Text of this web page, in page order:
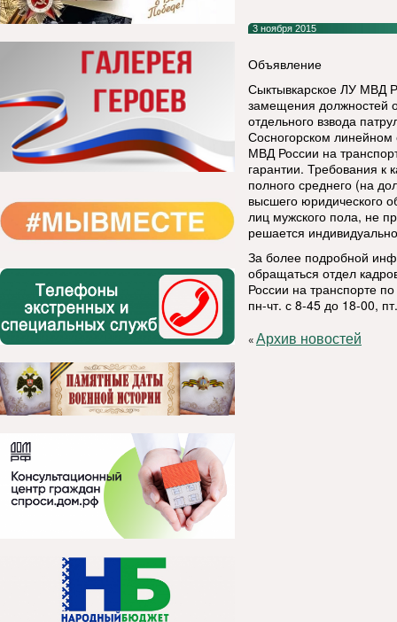
3 ноября 2015
Объявление
Сыктывкарское ЛУ МВД
замещения должностей
отдельного взвода
Сосногорском линейном
МВД России на
гарантии. Требования к
полного среднего (на
высшего юридического
лиц мужского пола, не
решается
За более подробной
обращаться отдел
России на транспорте
пн-чт. с 8-45 до 18-00,
«Архив новостей